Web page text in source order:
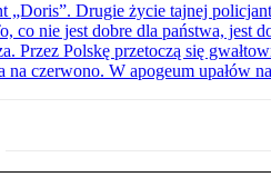
„Doris”. Drugie życie tajnej
co nie jest dobre dla państwa, jest
Przez Polskę przetoczą się
na czerwono. W apogeum upałów